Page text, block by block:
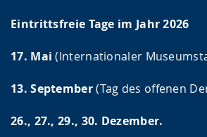
Eintrittsfreie Tage im Jahr 2026
17. Mai(Internationaler
13. September(Tag des offenen
26., 27., 29., 30. Dezember.